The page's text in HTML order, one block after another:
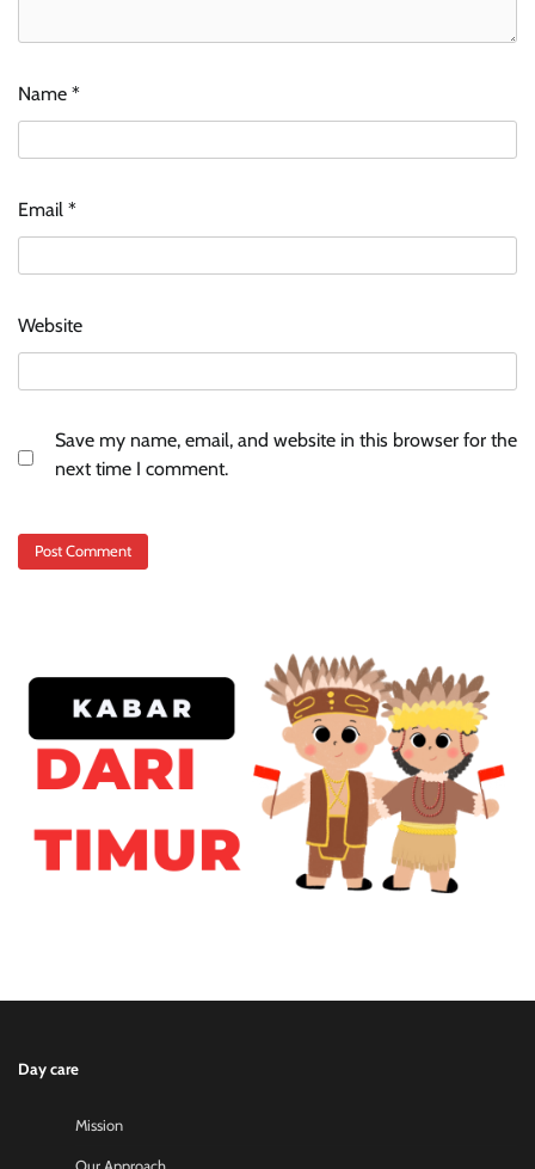
Name *
Email *
Website
Save my name, email, and website in this browser for the
next time I comment.
Day care
Mission